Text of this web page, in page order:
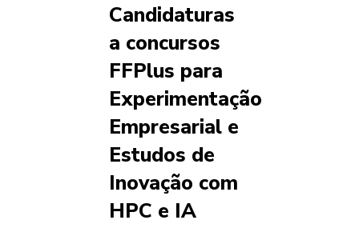
Candidaturas
a concursos
FFPlus para
Experimentação
Empresarial e
Estudos de
Inovação com
HPC e IA